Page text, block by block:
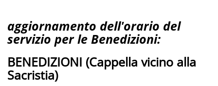
aggiornamento dell'orario del
servizio per le Benedizioni:
BENEDIZIONI (Cappella vicino alla
Sacristia)